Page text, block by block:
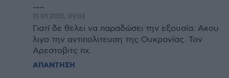
.....
15.05.2025, 09:03
Γιατί δε θελει να παραδώσει την εξουσία. Ακου
λιγο την αντιπολιτευση της Ουκρανίας. Τον
Αρεστοβιτς πχ.
ΑΠΑΝΤΗΣΗ